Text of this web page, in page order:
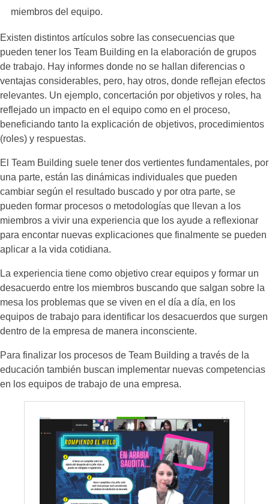
miembros del equipo.
Existen distintos artículos sobre las consecuencias que
pueden tener los Team Building en la elaboración de grupos
de trabajo. Hay informes donde no se hallan diferencias o
ventajas considerables, pero, hay otros, donde reflejan efectos
relevantes. Un ejemplo, concertación por objetivos y roles, ha
reflejado un impacto en el equipo como en el proceso,
beneficiando tanto la explicación de objetivos, procedimientos
(roles) y respuestas.
El Team Building suele tener dos vertientes fundamentales, por
una parte, están las dinámicas individuales que pueden
cambiar según el resultado buscado y por otra parte, se
pueden formar procesos o metodologías que llevan a los
miembros a vivir una experiencia que los ayude a reflexionar
para encontar nuevas explicaciones que finalmente se pueden
aplicar a la vida cotidiana.
La experiencia tiene como objetivo crear equipos y formar un
desacuerdo entre los miembros buscando que salgan sobre la
mesa los problemas que se viven en el día a día, en los
equipos de trabajo para identificar los desacuerdos que surgen
dentro de la empresa de manera inconsciente.
Para finalizar los procesos de Team Building a través de la
educación también buscan implementar nuevas competencias
en los equipos de trabajo de una empresa.